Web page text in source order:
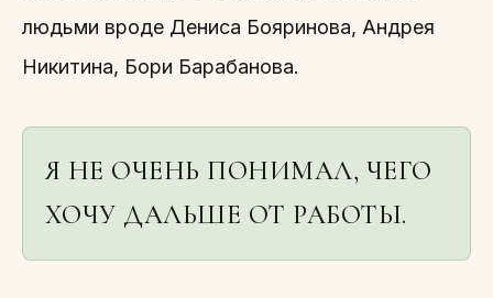
людьми вроде Дениса Бояринова, Андрея
Никитина, Бори Барабанова.
Я НЕ ОЧЕНЬ ПОНИМАЛ, ЧЕГО
ХОЧУ ДАЛЬШЕ ОТ РАБОТЫ.